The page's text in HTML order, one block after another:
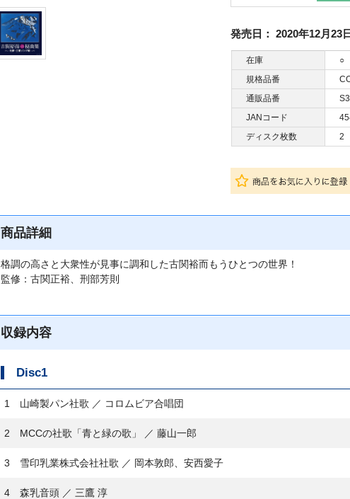
発売日： 2020年12月23
在庫
○
規格品番
通販品番
JANコード
ディスク枚数
2
商品詳細
格調の高さと大衆性が見事に調和した古関裕而もうひとつの世界！
監修：古関正裕、刑部芳則
収録内容
Disc1
1 山崎製パン社歌 ／ コロムビア合唱団
2 MCCの社歌「青と緑の歌」 ／ 藤山一郎
3 雪印乳業株式会社社歌 ／ 岡本敦郎、安西愛子
4 森乳音頭 ／ 三鷹 淳